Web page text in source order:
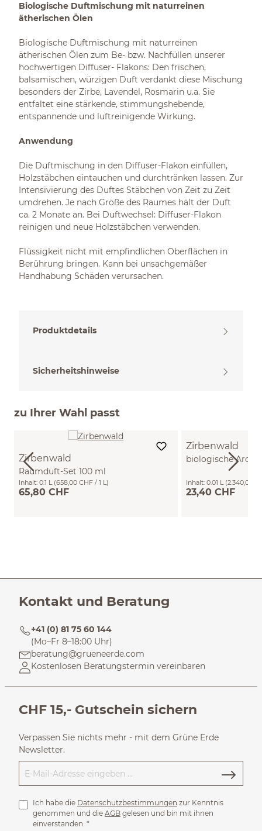
Biologische Duftmischung mit naturreinen
ätherischen Ölen
Biologische Duftmischung mit naturreinen
ätherischen Ölen zum Be- bzw. Nachfüllen unserer
hochwertigen Diffuser- Flakons: Den frischen,
balsamischen, würzigen Duft verdankt diese Mischung
besonders der Zirbe, Lavendel, Rosmarin u.a. Sie
entfaltet eine stärkende, stimmungshebende,
entspannende und luftreinigende Wirkung.
Anwendung
Die Duftmischung in den Diffuser-Flakon einfüllen,
Holzstäbchen eintauchen und durchtränken lassen. Zur
Intensivierung des Duftes Stäbchen von Zeit zu Zeit
umdrehen. Je nach Größe des Raumes hält der Duft
ca. 2 Monate an. Bei Duftwechsel: Diffuser-Flakon
reinigen und neue Holzstäbchen verwenden.
Flüssigkeit nicht mit empfindlichen Oberflächen in
Berührung bringen. Kann bei unsachgemäßer
Handhabung Schäden verursachen.
Produktdetails
Sicherheitshinweise
zu Ihrer Wahl passt
Zirbenwald
Raumduft-Set 100 ml
Inhalt: 0.1 L (658,00 CHF / 1 L)
65,80 CHF
Zirbenwald
biologische
Inhalt: 0.01 L (2.340,00
23,40 CHF
Kontakt und Beratung
+41 (0) 81 75 60 144
(Mo–Fr 8–18:00 Uhr)
beratung@grueneerde.com
Kostenlosen Beratungstermin vereinbaren
CHF 15,- Gutschein sichern
Verpassen Sie nichts mehr - mit dem Grüne Erde
Newsletter.
Ich habe die Datenschutzbestimmungen zur Kenntnis
genommen und die AGB gelesen und bin mit ihnen
einverstanden. *